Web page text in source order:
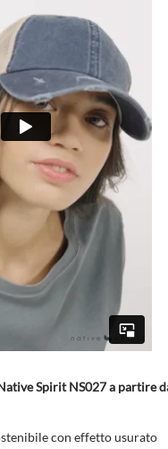
Spirit NS027 a partire
con effetto usurato